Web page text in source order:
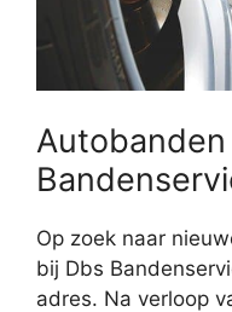
Op zoek naar
bij Dbs
adres. Na verloop